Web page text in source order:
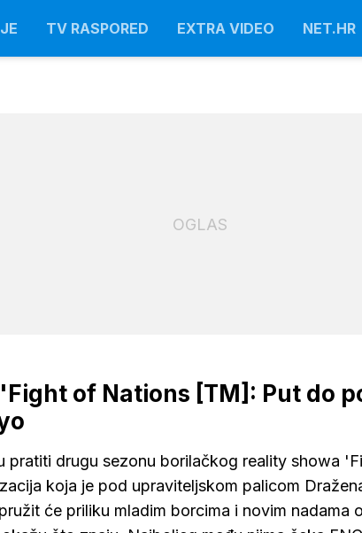
TV RASPORED EXTRA VIDEO NET.HR
OGLAS
of Nations [TM]: Put do
pratiti drugu sezonu borilačkog reality showa
koja je pod upraviteljskom palicom
će priliku mladim borcima i novim nadama